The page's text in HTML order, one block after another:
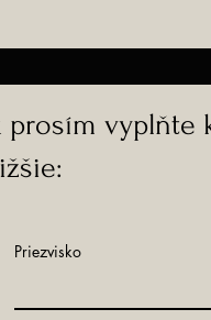
prosím vyplňte
Priezvisko